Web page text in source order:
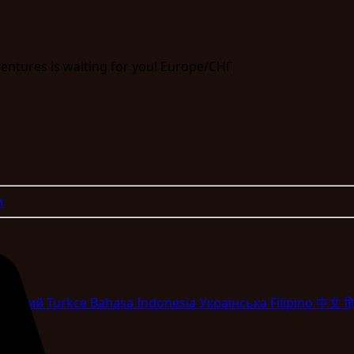
Pyccкий Turkce Bahasa Indonesia Укpaїнcькa Filipino 中文
is waiting for you! Europe/СНГ